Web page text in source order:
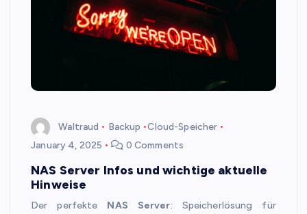
Waltraud Backup
Cloud-Speicher
January 4, 2025
0 Comments
NAS Server Infos und wichtige aktuelle
Hinweise
Der perfekte NAS Server: Speicherlösung für